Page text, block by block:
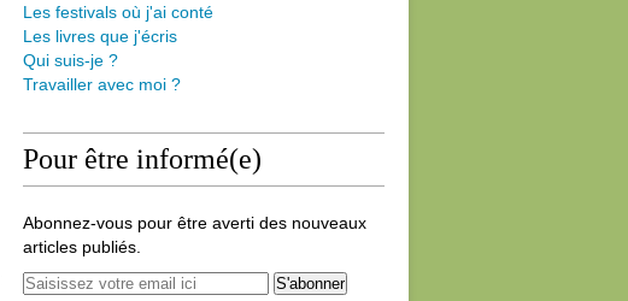
Les festivals où j'ai conté
Les livres que j'écris
Qui suis-je ?
Travailler avec moi ?
Pour être informé(e)
Abonnez-vous pour être averti des nouveaux
articles publiés.